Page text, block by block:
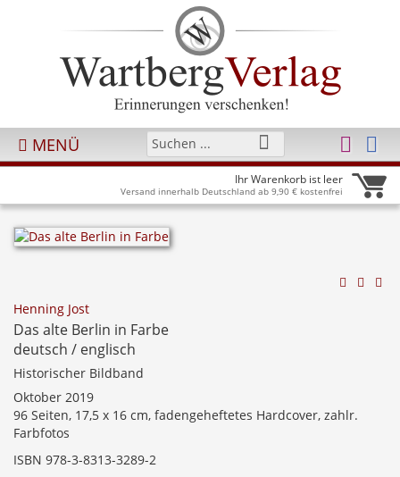
MENÜ
Ihr Warenkorb ist leer
Versand innerhalb Deutschland ab 9,90 € kostenfrei
Henning Jost
Das alte Berlin in Farbe
deutsch / englisch
Historischer Bildband
Oktober 2019
96 Seiten, 17,5 x 16 cm, fadengeheftetes Hardcover, zahlr.
Farbfotos
ISBN 978-3-8313-3289-2